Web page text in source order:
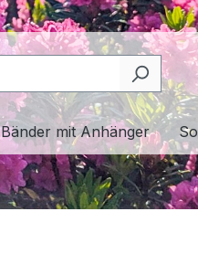
Bänder mit Anhänger